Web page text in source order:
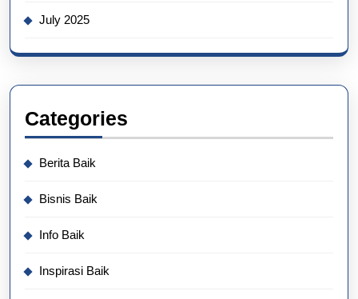
July 2025
Categories
Berita Baik
Bisnis Baik
Info Baik
Inspirasi Baik